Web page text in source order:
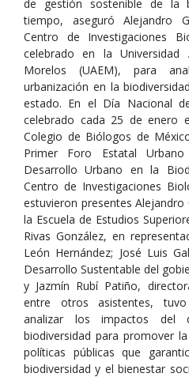
de gestión sostenible de la
tiempo, aseguró Alejandro
Centro de Investigaciones
celebrado en la
Morelos (UAEM), para
urbanización en la
estado. En el Día Nacional
celebrado cada 25 de enero
Colegio de Biólogos de
Primer Foro Estatal
Desarrollo Urbano en la
Centro de Investigaciones
estuvieron presentes
la Escuela de Estudios
Rivas González, en
León Hernández; José Luis
Desarrollo Sustentable del
y Jazmín Rubí Patiño,
entre otros asistentes,
analizar los impactos del
biodiversidad para promover
políticas públicas que
biodiversidad y el bienestar